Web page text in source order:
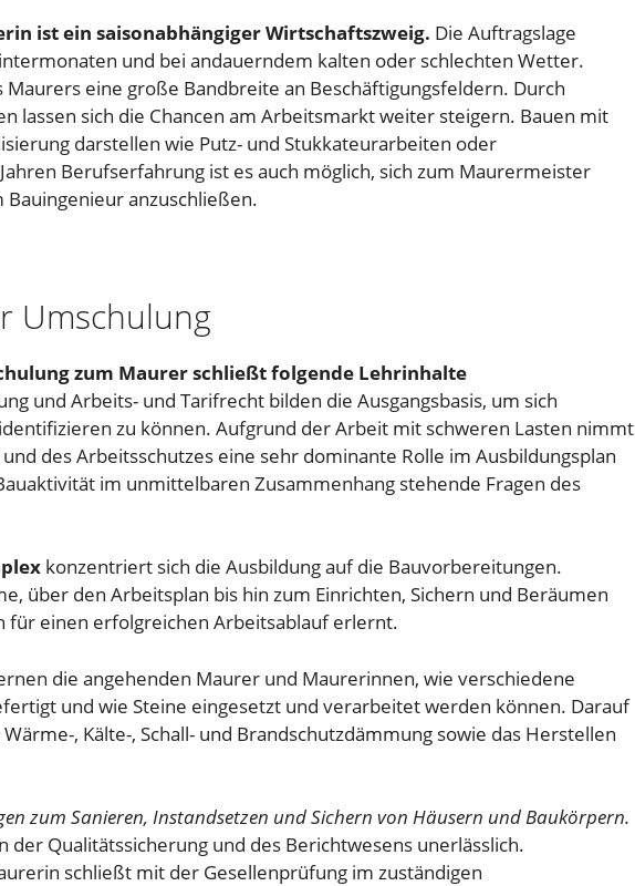
ist ein saisonabhängiger Wirtschaftszweig. Die Auftragslage
und bei andauerndem kalten oder schlechten Wetter.
eine große Bandbreite an Beschäftigungsfeldern. Durch
lassen sich die Chancen am Arbeitsmarkt weiter steigern. Bauen mit
darstellen wie Putz- und Stukkateurarbeiten oder
Berufserfahrung ist es auch möglich, sich zum Maurermeister
anzuschließen.
Umschulung
zum Maurer schließt folgende Lehrinhalte
und Arbeits- und Tarifrecht bilden die Ausgangsbasis, um sich
zu können. Aufgrund der Arbeit mit schweren Lasten nimmt
des Arbeitsschutzes eine sehr dominante Rolle im Ausbildungsplan
im unmittelbaren Zusammenhang stehende Fragen des
konzentriert sich die Ausbildung auf die Bauvorbereitungen.
über den Arbeitsplan bis hin zum Einrichten, Sichern und Beräumen
für einen erfolgreichen Arbeitsablauf erlernt.
die angehenden Maurer und Maurerinnen, wie verschiedene
und wie Steine eingesetzt und verarbeitet werden können. Darauf
, Kälte-, Schall- und Brandschutzdämmung sowie das Herstellen
zum Sanieren, Instandsetzen und Sichern von Häusern und Baukörpern.
der Qualitätssicherung und des Berichtwesens unerlässlich.
schließt mit der Gesellenprüfung im zuständigen